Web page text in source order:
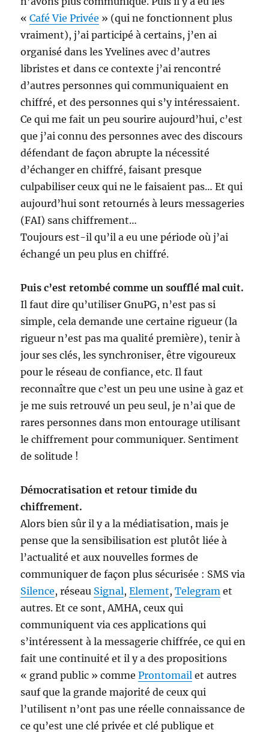
«Café Vie Privée » (qui ne fonctionnent plus
vraiment), j’ai participé à certains, j’en ai
organisé dans les Yvelines avec d’autres
libristes et dans ce contexte j’ai rencontré
d’autres personnes qui communiquaient en
chiffré, et des personnes qui s’y intéressaient.
Ce qui me fait un peu sourire aujourd’hui, c’est
que j’ai connu des personnes avec des discours
défendant de façon abrupte la nécessité
d’échanger en chiffré, faisant presque
culpabiliser ceux qui ne le faisaient pas… Et qui
aujourd’hui sont retournés à leurs messageries
(FAI) sans chiffrement…
Toujours est-il qu’il a eu une période où j’ai
échangé un peu plus en chiffré.
Puis c’est retombé comme un soufflé mal cuit.
Il faut dire qu’utiliser GnuPG, n’est pas si
simple, cela demande une certaine rigueur (la
rigueur n’est pas ma qualité première), tenir à
jour ses clés, les synchroniser, être vigoureux
pour le réseau de confiance, etc. Il faut
reconnaître que c’est un peu une usine à gaz et
je me suis retrouvé un peu seul, je n’ai que de
rares personnes dans mon entourage utilisant
le chiffrement pour communiquer. Sentiment
de solitude !
Démocratisation et retour timide du
chiffrement.
Alors bien sûr il y a la médiatisation, mais je
pense que la sensibilisation est plutôt liée à
l’actualité et aux nouvelles formes de
communiquer de façon plus sécurisée : SMS via
Silence, réseau Signal,Element,Telegram et
autres. Et ce sont, AMHA, ceux qui
communiquent via ces applications qui
s’intéressent à la messagerie chiffrée, ce qui en
fait une continuité et il y a des propositions
« grand public » commeProntomail et autres
sauf que la grande majorité de ceux qui
l’utilisent n’ont pas une réelle connaissance de
ce qu’est une clé privée et clé publique et